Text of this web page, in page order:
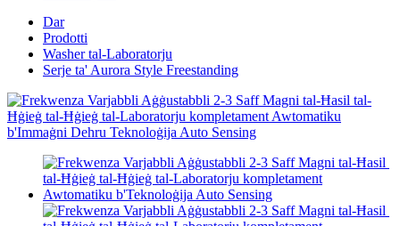
Dar
Prodotti
Washer tal-Laboratorju
Serje ta' Aurora Style Freestanding